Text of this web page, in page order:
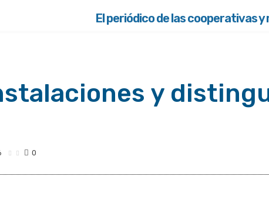
El periódico de las cooperativas
y
0